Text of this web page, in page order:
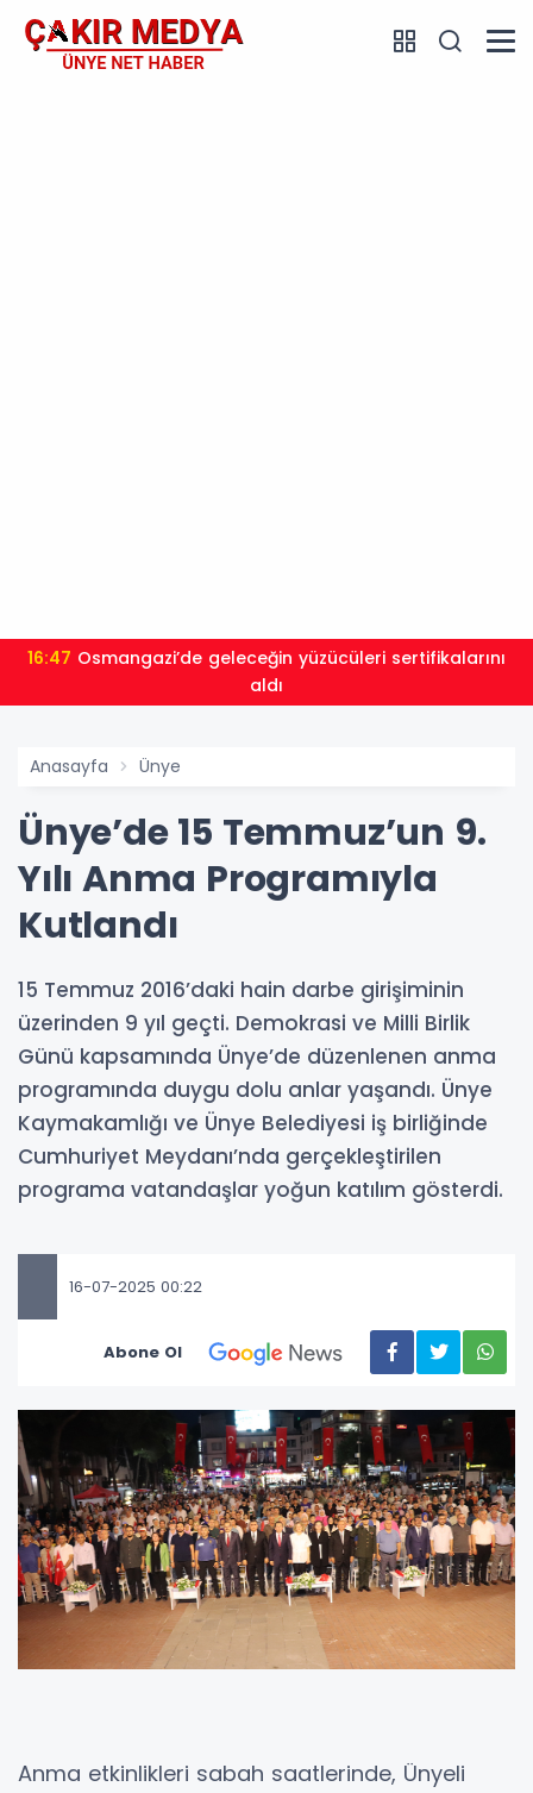
16:47
aldı
Anasayfa Ünye
Ünye’de 15 Temmuz’un 9.
Yılı Anma Programıyla
Kutlandı
15 Temmuz 2016’daki hain darbe girişiminin
üzerinden 9 yıl geçti. Demokrasi ve Milli Birlik
Günü kapsamında Ünye’de düzenlenen anma
programında duygu dolu anlar yaşandı. Ünye
Kaymakamlığı ve Ünye Belediyesi iş birliğinde
Cumhuriyet Meydanı’nda gerçekleştirilen
programa vatandaşlar yoğun katılım gösterdi.
16-07-2025 00:22
Abone Ol
Anma etkinlikleri sabah saatlerinde, Ünyeli